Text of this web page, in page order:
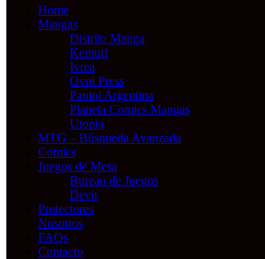
Home
Mangas
Distrito Manga
Kemuri
Ivrea
Ovni Press
Panini Argentina
Planeta Comics Mangas
Utopia
MTG – Búsqueda Avanzada
Comics
Juegos de Mesa
Bureau de Juegos
Devir
Protectores
Nosotros
FAQs
Contacto